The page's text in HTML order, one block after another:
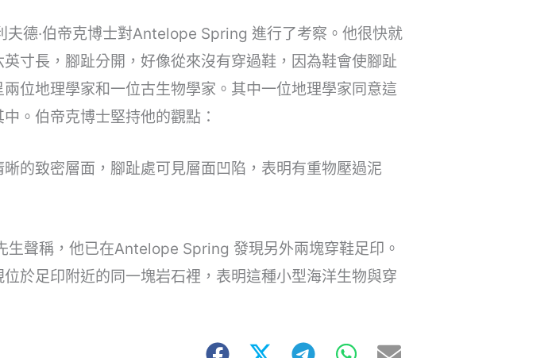
德·伯帝克博士對Antelope Spring 進行了考察。他很快就
寸長，腳趾分開，好像從來沒有穿過鞋，因為鞋會使腳趾
位地理學家和一位古生物學家。其中一位地理學家同意這
。伯帝克博士堅持他的觀點：
的致密層面，腳趾處可見層面凹陷，表明有重物壓過泥
聲稱，他已在Antelope Spring 發現另外兩塊穿鞋足印。
於足印附近的同一塊岩石裡，表明這種小型海洋生物與穿